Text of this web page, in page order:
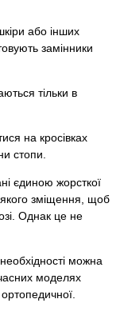
або інших
замінники
тільки в
на кросівках
стопи.
єдиною жорсткої
зміщення, щоб
Однак це не
можна
моделях
ортопедичної.